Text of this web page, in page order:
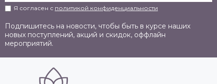
Я согласен с политикой конфиденциальности
Подпишитесь на новости, чтобы быть в курсе наших
новых поступлений, акций и скидок, оффлайн
мероприятий.